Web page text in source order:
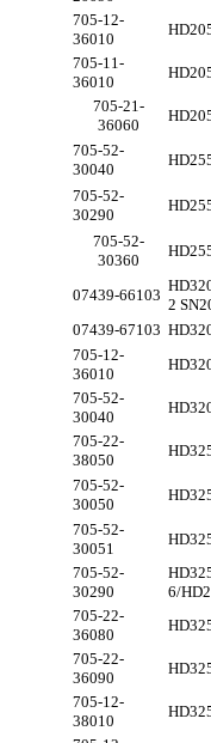
705-12-
36010
705-11-
36010
705-21-
36060
705-52-
30040
705-52-
30290
705-52-
30360
07439-66103
2
07439-67103
705-12-
36010
705-52-
30040
705-22-
38050
705-52-
30050
705-52-
30051
705-52-
30290
6/
705-22-
36080
705-22-
36090
705-12-
38010